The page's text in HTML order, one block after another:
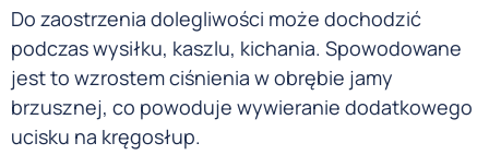
Do zaostrzenia dolegliwości może dochodzić
podczas wysiłku, kaszlu, kichania. Spowodowane
jest to wzrostem ciśnienia w obrębie jamy
brzusznej, co powoduje wywieranie dodatkowego
ucisku na kręgosłup.